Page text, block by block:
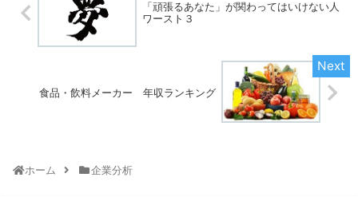
「頑張るあなた」が関わってはいけない人
ワースト３
食品・飲料メーカー 年収ランキング
ホーム 企業分析